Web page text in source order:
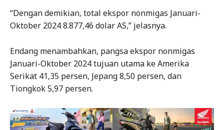
“Dengan demikian, total ekspor nonmigas Januari-
Oktober 2024 8.877,46 dolar AS,” jelasnya.
Endang menambahkan, pangsa ekspor nonmigas
Januari-Oktober 2024 tujuan utama ke Amerika
Serikat 41,35 persen, Jepang 8,50 persen, dan
Tiongkok 5,97 persen.